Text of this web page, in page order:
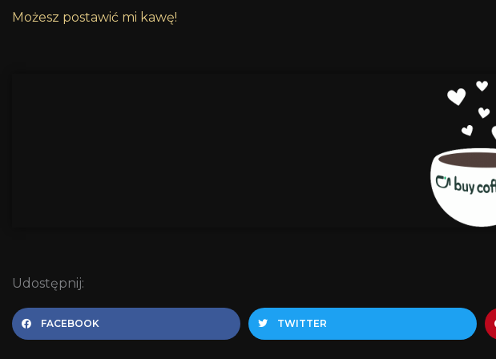
Możesz postawić mi kawę!
Udostępnij:
FACEBOOK TWITTER